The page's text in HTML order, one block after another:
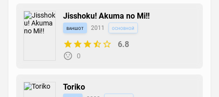
Jisshoku! Akuma no Mi!!
ваншот 2011 основной
6.8
0
Toriko